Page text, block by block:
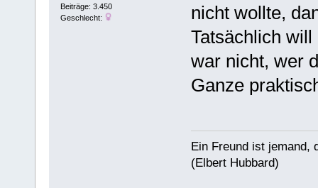
Beiträge: 3.450
Geschlecht:
nicht wollte,
Tatsächlich
war nicht, wer
Ganze
Ein Freund ist jemand,
(Elbert Hubbard)